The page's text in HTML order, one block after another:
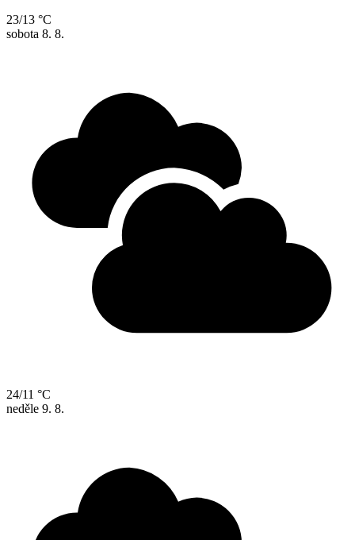
23/13 °C
sobota 8. 8.
24/11 °C
neděle 9. 8.